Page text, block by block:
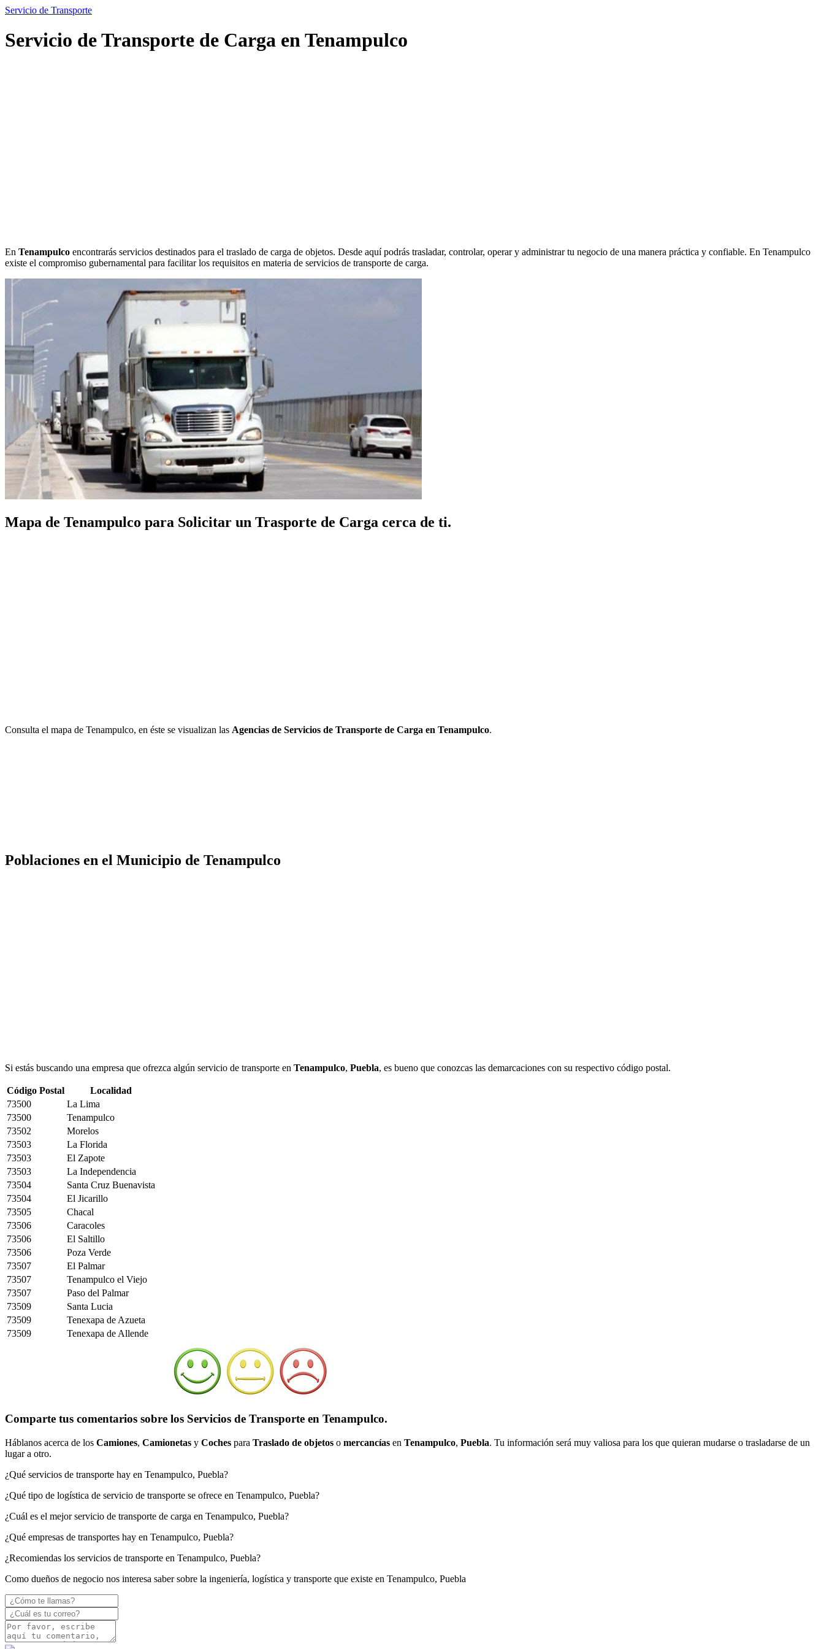
Servicio de Transporte
Servicio de Transporte de Carga en Tenampulco
En Tenampulco encontrarás servicios destinados para el traslado de carga de objetos. Desde aquí podrás trasladar, controlar, operar y administrar tu negocio de una manera práctica y confiable. En Tenampulco
existe el compromiso gubernamental para facilitar los requisitos en materia de servicios de transporte de carga.
Mapa de Tenampulco para Solicitar un Trasporte de Carga cerca de ti.
Consulta el mapa de Tenampulco, en éste se visualizan las Agencias de Servicios de Transporte de Carga en Tenampulco.
Poblaciones en el Municipio de Tenampulco
Si estás buscando una empresa que ofrezca algún servicio de transporte en Tenampulco, Puebla, es bueno que conozcas las demarcaciones con su respectivo código postal.
Código Postal
Localidad
73500
La Lima
73500
Tenampulco
73502
Morelos
73503
La Florida
73503
El Zapote
73503
La Independencia
73504
Santa Cruz Buenavista
73504
El Jicarillo
73505
Chacal
73506
Caracoles
73506
El Saltillo
73506
Poza Verde
73507
El Palmar
73507
Tenampulco el Viejo
73507
Paso del Palmar
73509
Santa Lucia
73509
Tenexapa de Azueta
73509
Tenexapa de Allende
Comparte tus comentarios sobre los Servicios de Transporte en Tenampulco.
Háblanos acerca de los Camiones, Camionetas y Coches para Traslado de objetos o mercancías en Tenampulco, Puebla. Tu información será muy valiosa para los que quieran mudarse o trasladarse de un
lugar a otro.
¿Qué servicios de transporte hay en Tenampulco, Puebla?
¿Qué tipo de logística de servicio de transporte se ofrece en Tenampulco, Puebla?
¿Cuál es el mejor servicio de transporte de carga en Tenampulco, Puebla?
¿Qué empresas de transportes hay en Tenampulco, Puebla?
¿Recomiendas los servicios de transporte en Tenampulco, Puebla?
Como dueños de negocio nos interesa saber sobre la ingeniería, logística y transporte que existe en Tenampulco, Puebla